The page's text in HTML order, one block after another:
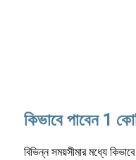
কিভাবে পাবেন 1
বিভিন্ন সময়সীমার মধ্যে